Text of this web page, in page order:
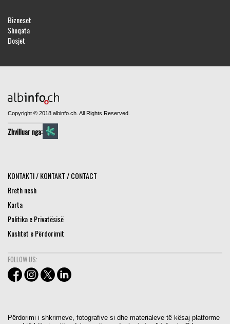
Bizneset
Shoqata
Dosjet
Copyright © 2018 albinfo.ch. All Rights Reserved.
Zhvilluar nga:
KONTAKTI / KONTAKT / CONTACT
Rreth nesh
Karta
Politika e Privatësisë
Kushtet e Përdorimit
FOLLOW US:
Përdorimi i shkrimeve, fotografive si dhe materialeve të kësaj platforme